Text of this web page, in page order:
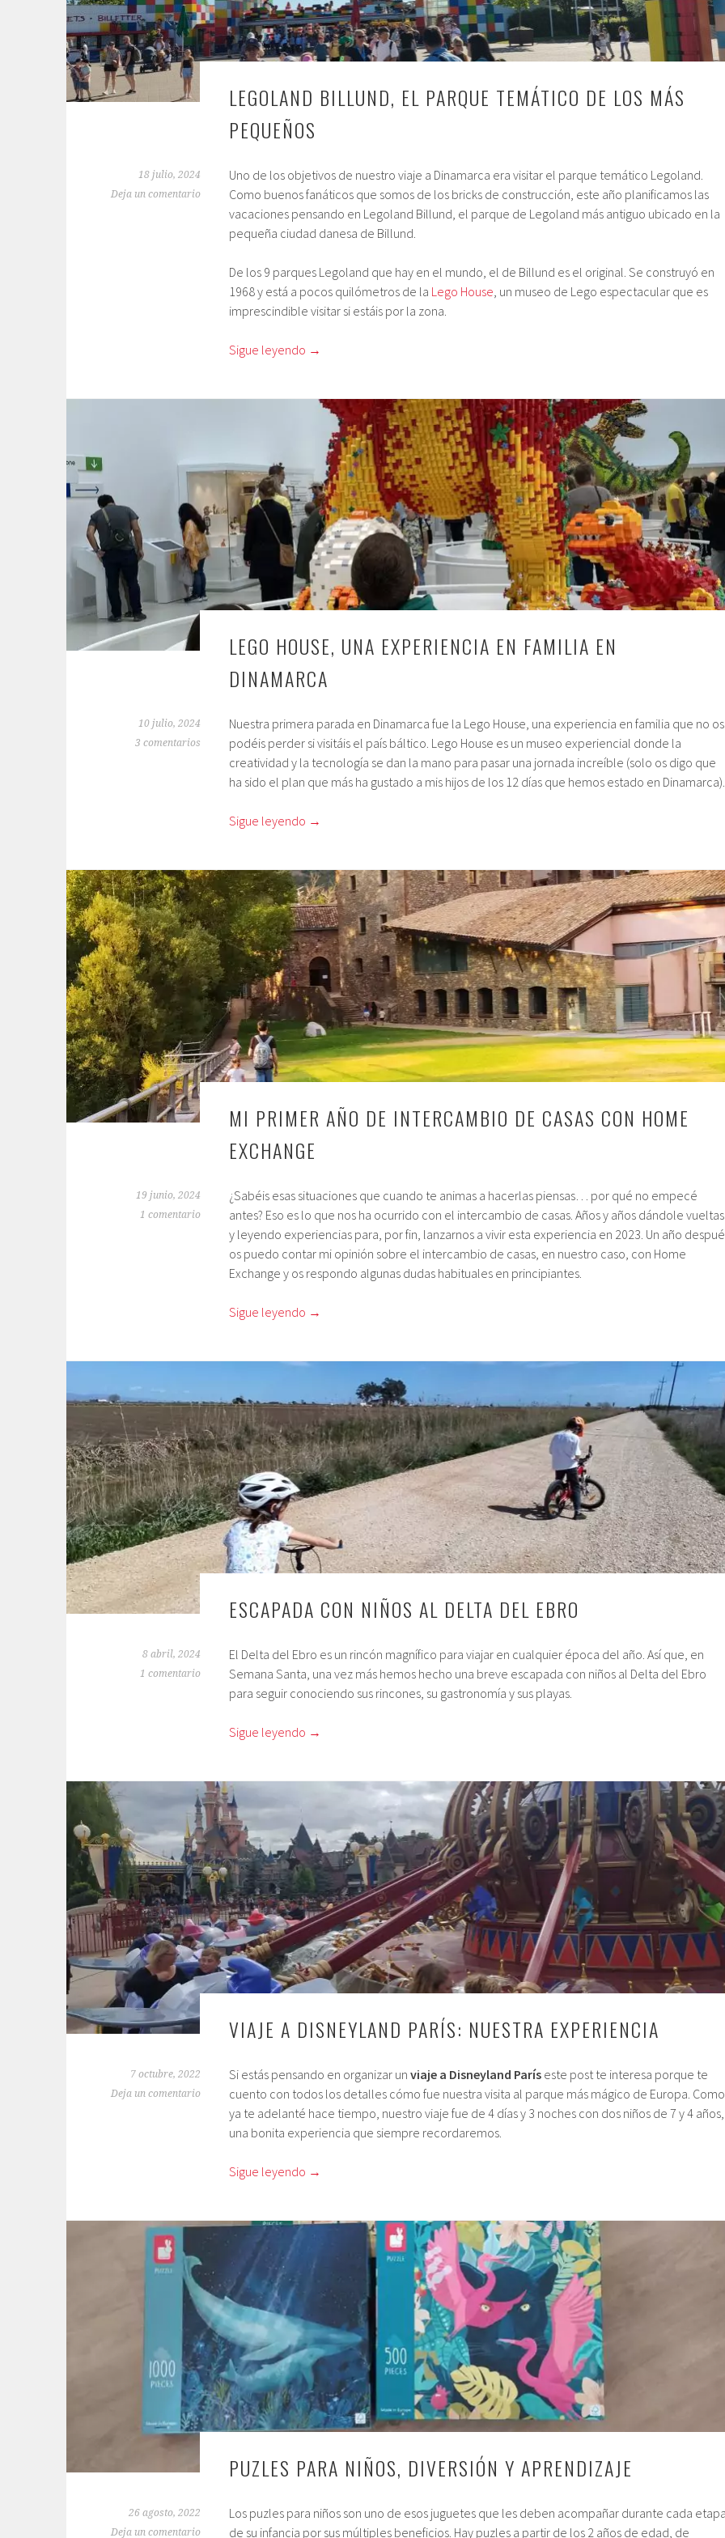
LEGOLAND BILLUND, EL PARQUE TEMÁTICO DE LOS MÁS
PEQUEÑOS
18 julio, 2024
Deja un comentario
Uno de los objetivos de nuestro viaje a Dinamarca era visitar el parque temático Legoland.
Como buenos fanáticos que somos de los bricks de construcción, este año planificamos las
vacaciones pensando en Legoland Billund, el parque de Legoland más antiguo ubicado en la
pequeña ciudad danesa de Billund.
De los 9 parques Legoland que hay en el mundo, el de Billund es el original. Se construyó en
1968 y está a pocos quilómetros de la Lego House , un museo de Lego espectacular que es
imprescindible visitar si estáis por la zona.
Sigue leyendo →
LEGO HOUSE, UNA EXPERIENCIA EN FAMILIA EN
DINAMARCA
10 julio, 2024
3 comentarios
Nuestra primera parada en Dinamarca fue la Lego House, una experiencia en familia que no os
podéis perder si visitáis el país báltico. Lego House es un museo experiencial donde la
creatividad y la tecnología se dan la mano para pasar una jornada increíble (solo os digo que
ha sido el plan que más ha gustado a mis hijos de los 12 días que hemos estado en Dinamarca).
Sigue leyendo →
MI PRIMER AÑO DE INTERCAMBIO DE CASAS CON HOME
EXCHANGE
19 junio, 2024
1 comentario
¿Sabéis esas situaciones que cuando te animas a hacerlas piensas… por qué no empecé
antes? Eso es lo que nos ha ocurrido con el intercambio de casas. Años y años dándole vueltas
y leyendo experiencias para, por fin, lanzarnos a vivir esta experiencia en 2023. Un año
os puedo contar mi opinión sobre el intercambio de casas, en nuestro caso, con Home
Exchange y os respondo algunas dudas habituales en principiantes.
Sigue leyendo →
ESCAPADA CON NIÑOS AL DELTA DEL EBRO
8 abril, 2024
1 comentario
El Delta del Ebro es un rincón magnífico para viajar en cualquier época del año. Así que, en
Semana Santa, una vez más hemos hecho una breve escapada con niños al Delta del Ebro
para seguir conociendo sus rincones, su gastronomía y sus playas.
Sigue leyendo →
VIAJE A DISNEYLAND PARÍS: NUESTRA EXPERIENCIA
7 octubre, 2022
Deja un comentario
Si estás pensando en organizar un viaje a Disneyland París este post te interesa porque te
cuento con todos los detalles cómo fue nuestra visita al parque más mágico de Europa. Como
ya te adelanté hace tiempo, nuestro viaje fue de 4 días y 3 noches con dos niños de 7 y 4 años,
una bonita experiencia que siempre recordaremos.
Sigue leyendo →
PUZLES PARA NIÑOS, DIVERSIÓN Y APRENDIZAJE
26 agosto, 2022
Deja un comentario
Los puzles para niños son uno de esos juguetes que les deben acompañar durante cada
de su infancia por sus múltiples beneficios. Hay puzles a partir de los 2 años de edad, de